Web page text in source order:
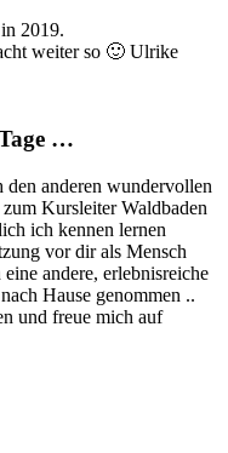
2019.
weiter so 🙂 Ulrike
…
anderen wundervollen
Kursleiter Waldbaden
ich kennen lernen
vor dir als Mensch
andere, erlebnisreiche
Hause genommen ..
und freue mich auf